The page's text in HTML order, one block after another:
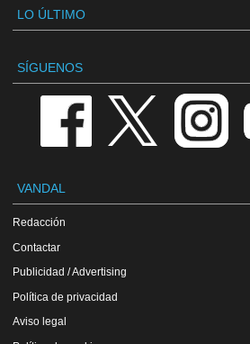
LO ÚLTIMO
SÍGUENOS
VANDAL
Redacción
Contactar
Publicidad / Advertising
Política de privacidad
Aviso legal